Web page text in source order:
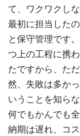
て、ワクワクし
最初に担当した
と保守管理です
つ上の工程に携
たですから、た
然、失敗は多か
いうことを知ら
何でもかんでも
納期は遅れ、コ